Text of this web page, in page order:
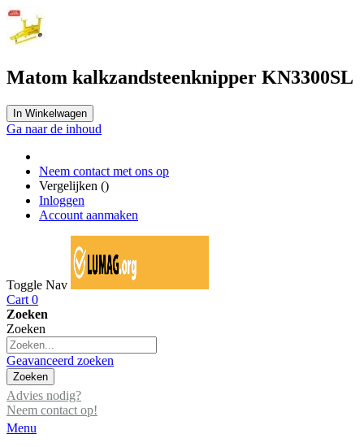
Matom kalkzandsteenknipper KN3300SL
In Winkelwagen
Ga naar de inhoud
Neem contact met ons op
Vergelijken ()
Inloggen
Account aanmaken
Toggle Nav
Cart 0
Zoeken
Zoeken
Geavanceerd zoeken
Zoeken
Advies nodig?
Neem contact op!
Menu